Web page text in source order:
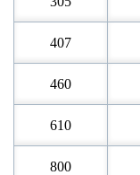
407
460
610
800